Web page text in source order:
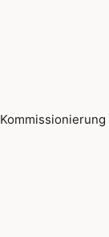
Kommissionierung